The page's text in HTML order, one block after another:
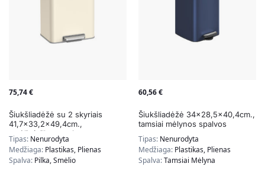
75,74€
Šiukšliadėžė su 2 skyriais
41,7×33,2×49,4cm.,
smėlio/pilkos spalvos
Tipas: Nenurodyta
Medžiaga: Plastikas, Plienas
Spalva: Pilka, Smėlio
60,56€
Šiukšliadėžė 34×28,5×40,4cm.,
tamsiai mėlynos spalvos
Tipas: Nenurodyta
Medžiaga: Plastikas, Plienas
Spalva:Tamsiai Mėlyna